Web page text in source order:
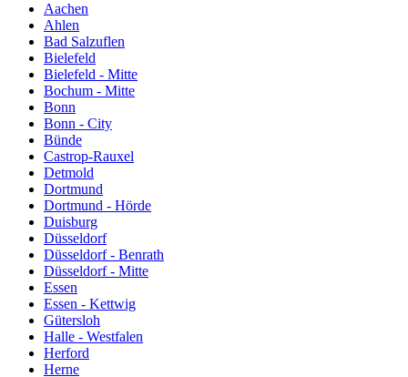
Aachen
Ahlen
Bad Salzuflen
Bielefeld
Bielefeld - Mitte
Bochum - Mitte
Bonn
Bonn - City
Bünde
Castrop-Rauxel
Detmold
Dortmund
Dortmund - Hörde
Duisburg
Düsseldorf
Düsseldorf - Benrath
Düsseldorf - Mitte
Essen
Essen - Kettwig
Gütersloh
Halle - Westfalen
Herford
Herne